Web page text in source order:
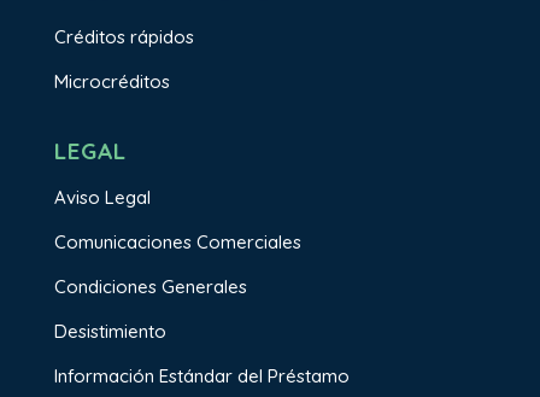
Créditos rápidos
Microcréditos
LEGAL
Aviso Legal
Comunicaciones Comerciales
Condiciones Generales
Desistimiento
Información Estándar del Préstamo